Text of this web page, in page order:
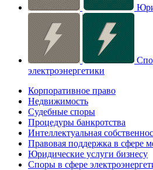
электроэнергетики
Корпоративное право
Недвижимость
Судебные споры
Процедуры банкротства
Интеллектуальная
Правовая поддержка в сфере
Юридические услуги бизнесу
Споры в сфере